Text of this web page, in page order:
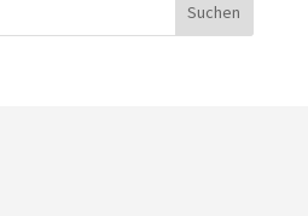
Suchen